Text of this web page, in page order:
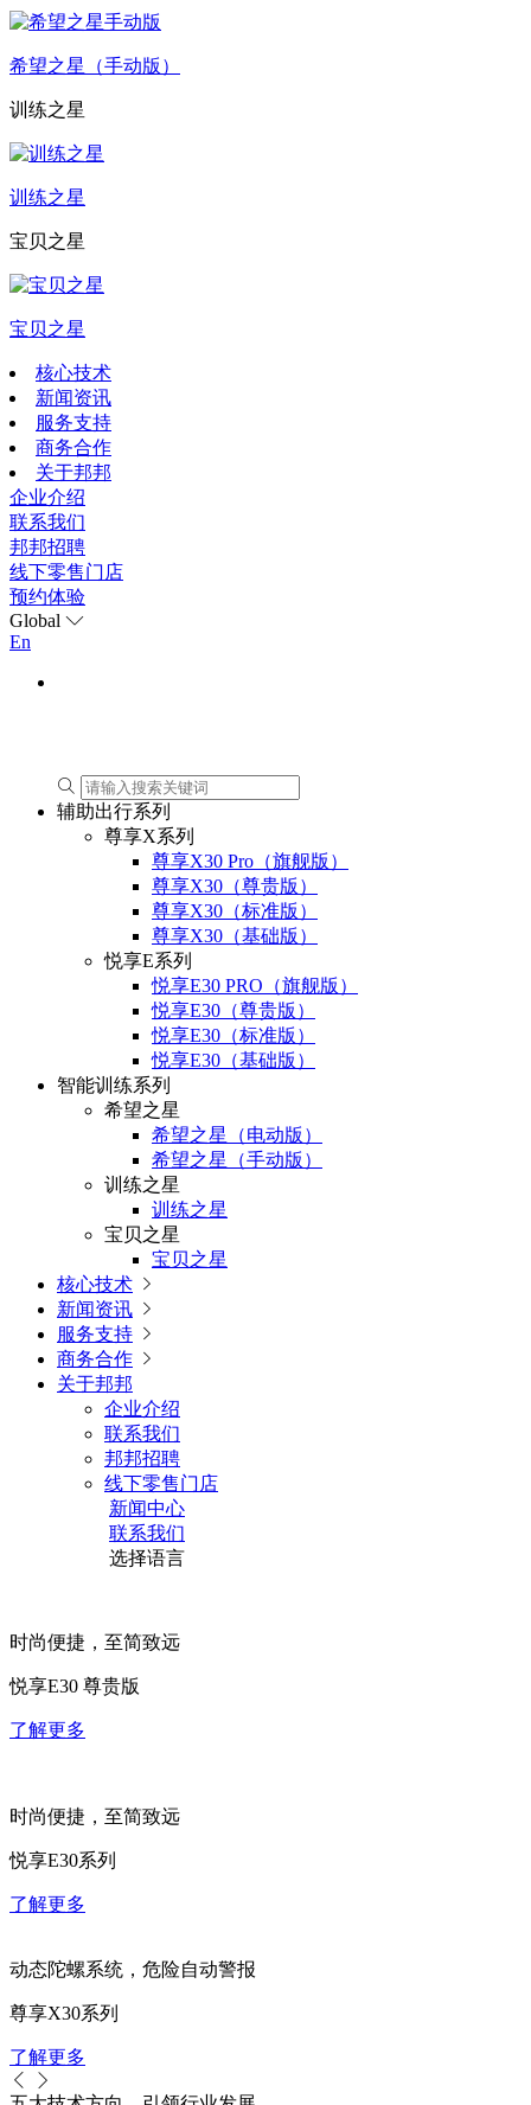
希望之星（手动版）
训练之星
训练之星
宝贝之星
宝贝之星
核心技术
新闻资讯
服务支持
商务合作
关于邦邦
企业介绍
联系我们
邦邦招聘
线下零售门店
预约体验
Global
En
辅助出行系列
尊享X系列
尊享X30 Pro（旗舰版）
尊享X30（尊贵版）
尊享X30（标准版）
尊享X30（基础版）
悦享E系列
悦享E30 PRO（旗舰版）
悦享E30（尊贵版）
悦享E30（标准版）
悦享E30（基础版）
智能训练系列
希望之星
希望之星（电动版）
希望之星（手动版）
训练之星
训练之星
宝贝之星
宝贝之星
核心技术 
新闻资讯 
服务支持 
商务合作 
关于邦邦
企业介绍
联系我们
邦邦招聘
线下零售门店
新闻中心
联系我们
选择语言
时尚便捷，至简致远
悦享E30 尊贵版
了解更多
时尚便捷，至简致远
悦享E30系列
了解更多
动态陀螺系统，危险自动警报
尊享X30系列
了解更多